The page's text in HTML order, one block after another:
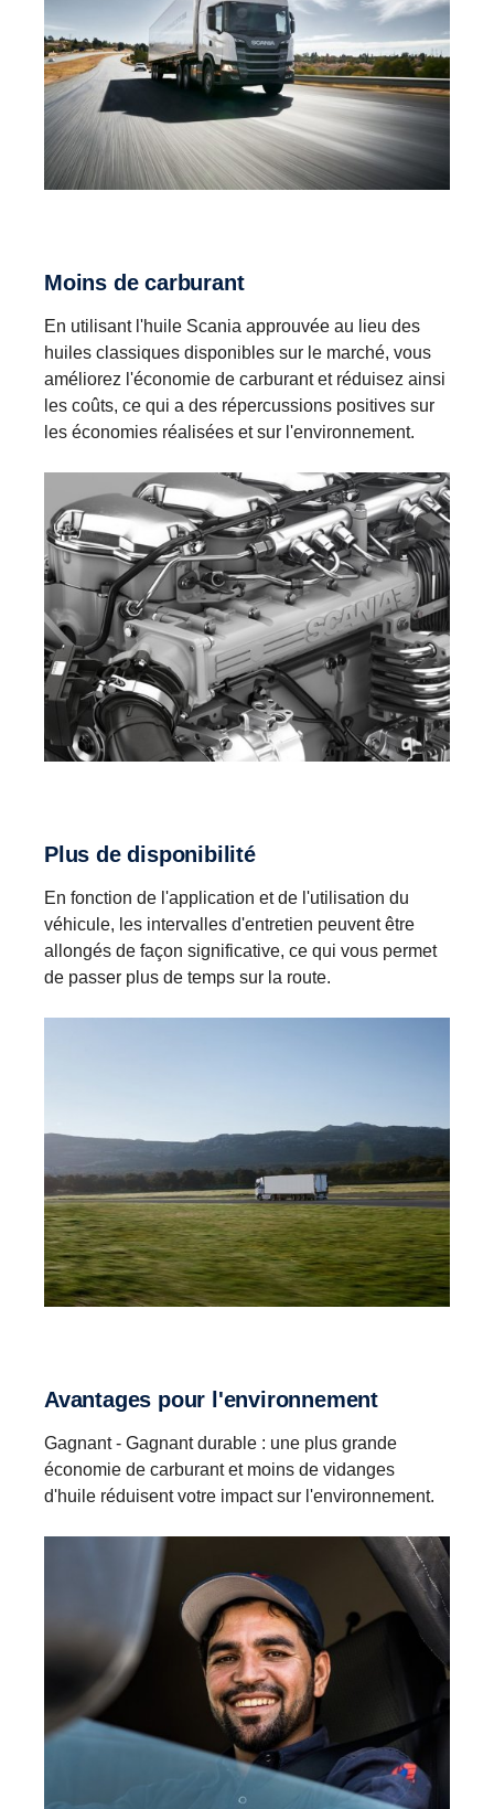
Moins de carburant
En utilisant l'huile Scania approuvée au lieu des
huiles classiques disponibles sur le marché, vous
améliorez l'économie de carburant et réduisez ainsi
les coûts, ce qui a des répercussions positives sur
les économies réalisées et sur l'environnement.
Plus de disponibilité
En fonction de l'application et de l'utilisation du
véhicule, les intervalles d'entretien peuvent être
allongés de façon significative, ce qui vous permet
de passer plus de temps sur la route.
Avantages pour l'environnement
Gagnant - Gagnant durable : une plus grande
économie de carburant et moins de vidanges
d'huile réduisent votre impact sur l'environnement.